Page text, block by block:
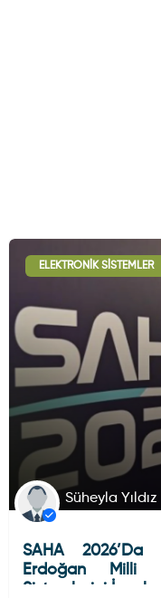
ELEKTRONIK SISTEMLER
Süheyla Yıldız
SAHA 2026’da
Erdoğan Milli
Sistemlerini